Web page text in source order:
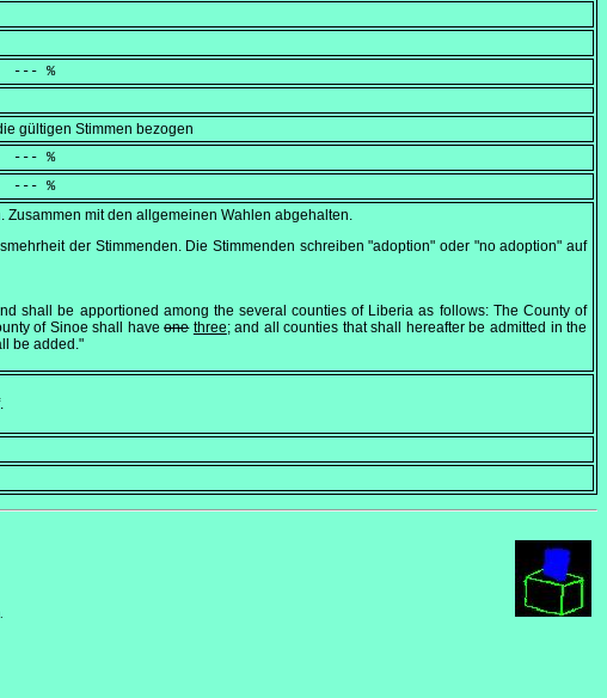
--- %
gültigen Stimmen bezogen
--- %
--- %
mit den allgemeinen Wahlen abgehalten.
der Stimmenden. Die Stimmenden schreiben"adoption" oder "no adoption" auf
shall be apportioned among the several counties of Liberia as follows: The County of
of Sinoe shall haveone three; and all counties that shall hereafter be admitted in the
be added."